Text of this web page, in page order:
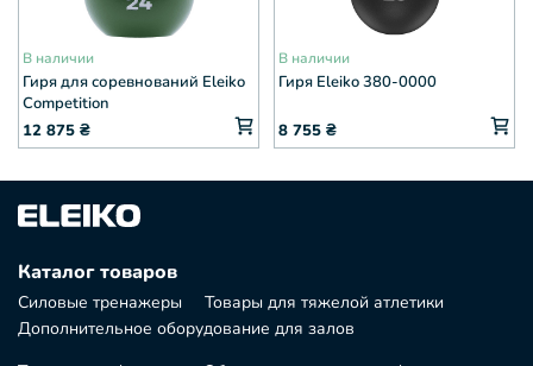
В наличии
Гиря для соревнований Eleiko
Competition
12 875 ₴
В наличии
Гиря Eleiko 380-0000
8 755 ₴
Каталог товаров
Силовые тренажеры
Товары для тяжелой атлетики
Дополнительное оборудование для залов